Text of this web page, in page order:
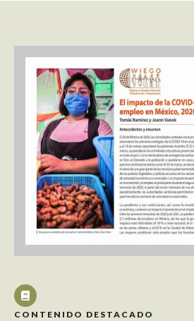
CONTENIDO DESTACADO